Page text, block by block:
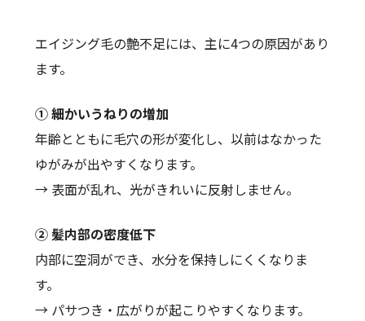
エイジング毛の艶不足には、主に4つの原因があり
ます。
① 細かいうねりの増加
年齢とともに毛穴の形が変化し、以前はなかった
ゆがみが出やすくなります。
→ 表面が乱れ、光がきれいに反射しません。
② 髪内部の密度低下
内部に空洞ができ、水分を保持しにくくなりま
す。
→ パサつき・広がりが起こりやすくなります。